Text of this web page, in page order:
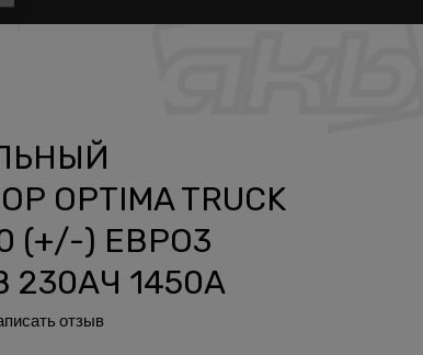
OPTIMA TRUCK
(+/-) ЕВРО3
1450А
отзыв